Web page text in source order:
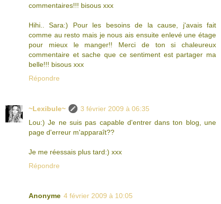
commentaires!!! bisous xxx
Hihi.. Sara:) Pour les besoins de la cause, j'avais fait
comme au resto mais je nous ais ensuite enlevé une étage
pour mieux le manger!! Merci de ton si chaleureux
commentaire et sache que ce sentiment est partager ma
belle!!! bisous xxx
Répondre
~Lexibule~
3 février 2009 à 06:35
Lou:) Je ne suis pas capable d'entrer dans ton blog, une
page d'erreur m'apparaît??
Je me réessais plus tard:) xxx
Répondre
Anonyme 4 février 2009 à 10:05